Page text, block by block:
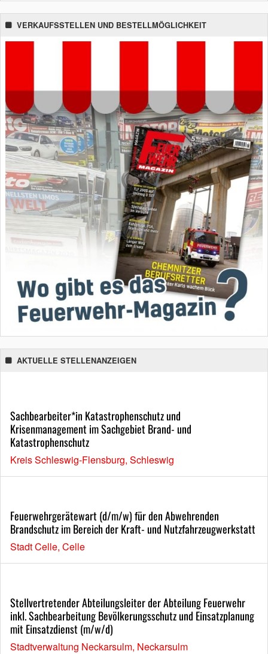
VERKAUFSSTELLEN UND BESTELLMÖGLICHKEIT
AKTUELLE STELLENANZEIGEN
Sachbearbeiter*in Katastrophenschutz und
Krisenmanagement im Sachgebiet Brand- und
Katastrophenschutz
Kreis Schleswig-Flensburg, Schleswig
Feuerwehrgerätewart (d/m/w) für den Abwehrenden
Brandschutz im Bereich der Kraft- und Nutzfahrzeugwerkstatt
Stadt Celle, Celle
Stellvertretender Abteilungsleiter der Abteilung Feuerwehr
inkl. Sachbearbeitung Bevölkerungsschutz und Einsatzplanung
mit Einsatzdienst (m/w/d)
Stadtverwaltung Neckarsulm, Neckarsulm